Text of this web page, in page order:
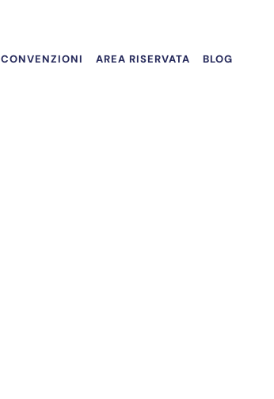
CONVENZIONI AREA RISERVATA BLOG